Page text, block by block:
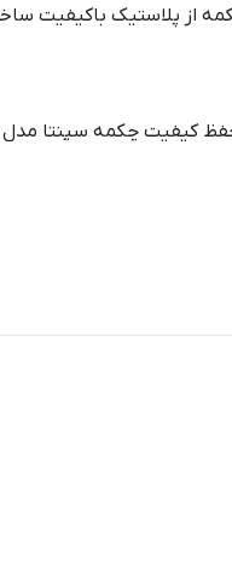
از پلاستیک
کیفیت چکمه سپنتا
سرمه‌ای، با بهره‌گیری
سرمه‌ای، نسبت به